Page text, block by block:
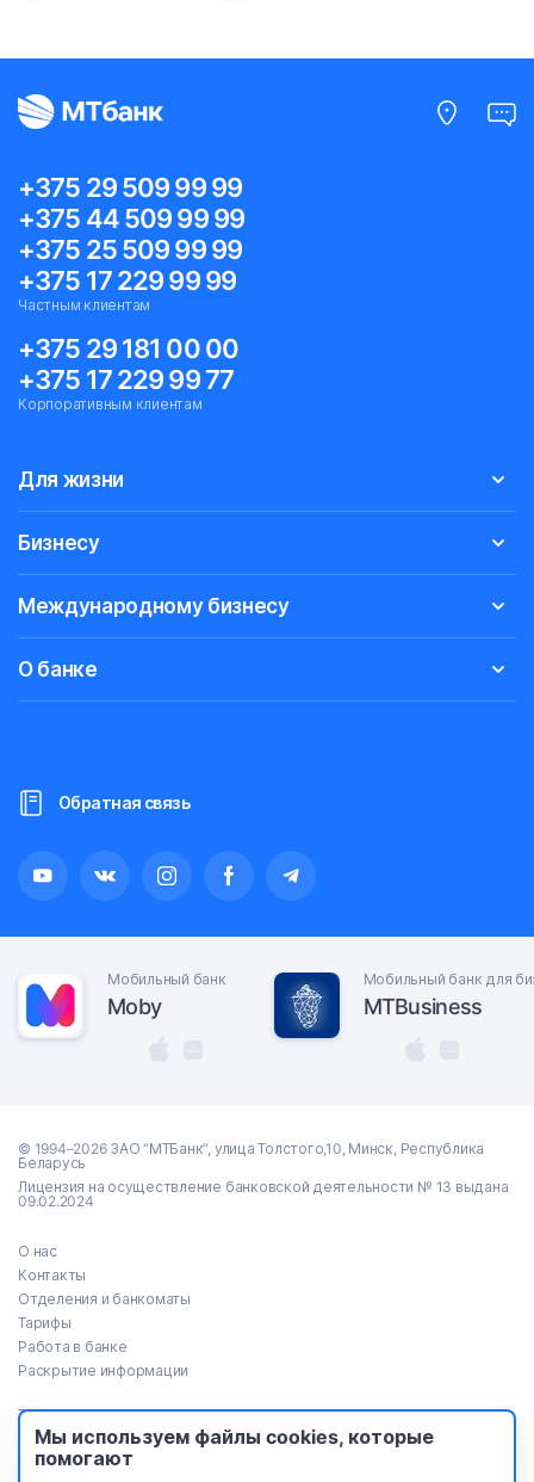
+375 29 509 99 99
+375 44 509 99 99
+375 25 509 99 99
+375 17 229 99 99
Частным клиентам
+375 29 181 00 00
+375 17 229 99 77
Корпоративным клиентам
Для жизни
Бизнесу
Международному бизнесу
О банке
Обратная связь
Мобильный банк
Moby
Мобильный банк для
MTBusiness
© 1994–2026 ЗАО “МТБанк”, улица Толстого,10, Минск, Республика
Беларусь
Лицензия на осуществление банковской деятельности № 13 выдана
09.02.2024
О нас
Контакты
Отделения и банкоматы
Тарифы
Работа в банке
Раскрытие информации
Тендеры
Реализация имущества
Пресс-центр
Мы используем файлы cookies, которые
помогают